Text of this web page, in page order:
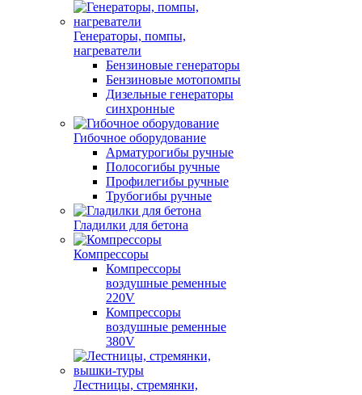
Генераторы, помпы,
нагреватели
Бензиновые генераторы
Бензиновые мотопомпы
Дизельные генераторы
синхронные
Гибочное оборудование
Арматурогибы ручные
Полосогибы ручные
Профилегибы ручные
Трубогибы ручные
Гладилки для бетона
Компрессоры
Компрессоры
воздушные ременные
220V
Компрессоры
воздушные ременные
380V
Лестницы, стремянки,